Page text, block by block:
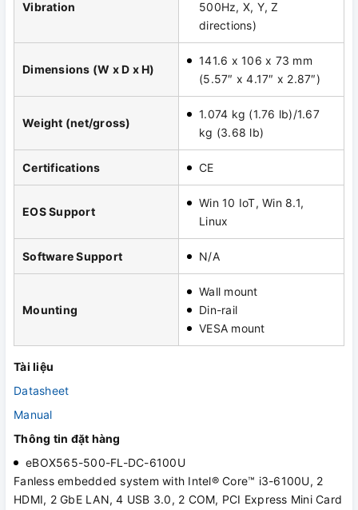
Vibration
500Hz, X, Y, Z
directions)
Dimensions (W x D x H)
141.6 x 106 x 73 mm
(5.57″ x 4.17″ x 2.87″)
Weight (net/gross)
1.074 kg (1.76 lb)/1.67
kg (3.68 lb)
Certifications CE
EOS Support
Win 10 IoT, Win 8.1,
Linux
Software Support N/A
Mounting
Wall mount
Din-rail
VESA mount
Tài liệu
Datasheet
Manual
Thông tin đặt hàng
eBOX565-500-FL-DC-6100U
Fanless embedded system with Intel® Core™ i3-6100U, 2
HDMI, 2 GbE LAN, 4 USB 3.0, 2 COM, PCI Express Mini Card